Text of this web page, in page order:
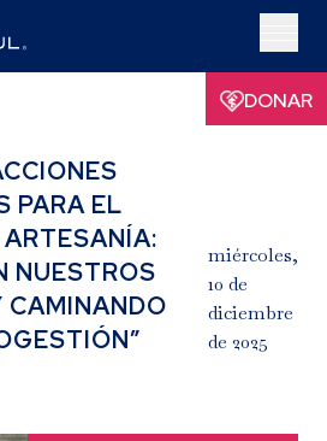
PARA EL
NUESTROS
CAMINANDO
miércoles,
10 de
diciembre
de 2025
DONAR